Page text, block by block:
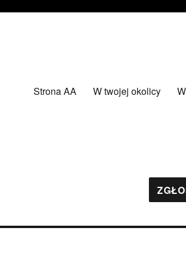
Strona AA W twojej okolicy